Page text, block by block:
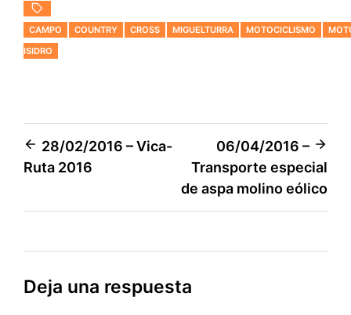
CAMPO COUNTRY CROSS MIGUELTURRA MOTOCICLISMO
ISIDRO
Navegación
de
entradas
28/02/2016 – Vica-
Ruta 2016
06/04/2016 –
Transporte especial
de aspa molino eólico
Deja una respuesta